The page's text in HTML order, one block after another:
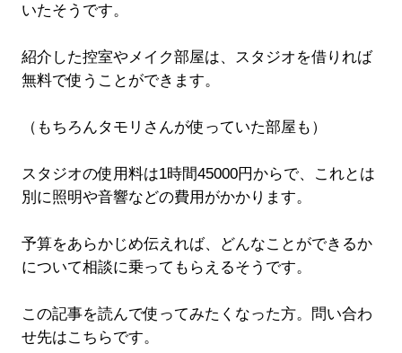
いたそうです。
紹介した控室やメイク部屋は、スタジオを借りれば
無料で使うことができます。
（もちろんタモリさんが使っていた部屋も）
スタジオの使用料は1時間45000円からで、これとは
別に照明や音響などの費用がかかります。
予算をあらかじめ伝えれば、どんなことができるか
について相談に乗ってもらえるそうです。
この記事を読んで使ってみたくなった方。問い合わ
せ先はこちらです。